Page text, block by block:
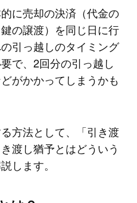
に売却の決済（代金の
の譲渡）を同じ日に行
引っ越しのタイミング
で、2回分の引っ越し
がかかってしまうかも
方法として、「引き渡
渡し猶予とはどういう
します。